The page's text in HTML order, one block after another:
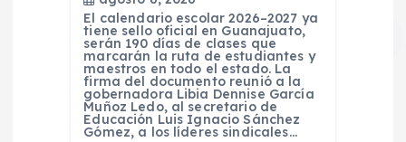
El calendario escolar 2026–2027 ya
tiene sello oficial en Guanajuato,
serán 190 días de clases que
marcarán la ruta de estudiantes y
maestros en todo el estado. La
firma del documento reunió a la
gobernadora Libia Dennise García
Muñoz Ledo, al secretario de
Educación Luis Ignacio Sánchez
Gómez, a los líderes sindicales…